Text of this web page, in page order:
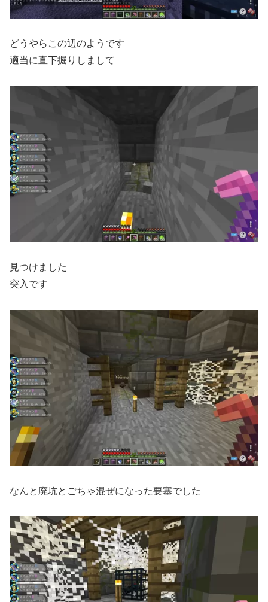
どうやらこの辺のようです
適当に直下掘りしまして
見つけました
突入です
なんと廃坑とごちゃ混ぜになった要塞でした